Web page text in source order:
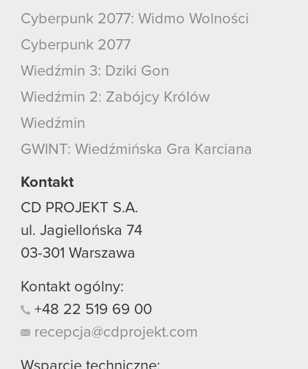
Cyberpunk 2077: Widmo Wolności
Cyberpunk 2077
Wiedźmin 3: Dziki Gon
Wiedźmin 2: Zabójcy Królów
Wiedźmin
GWINT: Wiedźmińska Gra Karciana
Kontakt
CD PROJEKT S.A.
ul. Jagiellońska 74
03-301 Warszawa
Kontakt ogólny:
+48 22 519 69 00
recepcja@cdprojekt.com
Wsparcie techniczne: